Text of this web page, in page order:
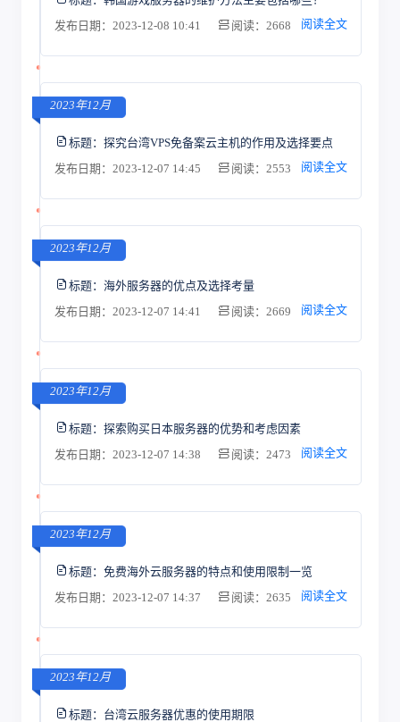
发布日期：2023-12-08 10:41
阅读：2668 阅读全文
2023年12月
标题： 探究台湾VPS免备案云主机的作用及选择要点
发布日期：2023-12-07 14:45
阅读：2553 阅读全文
2023年12月
标题： 海外服务器的优点及选择考量
发布日期：2023-12-07 14:41
阅读：2669 阅读全文
2023年12月
标题： 探索购买日本服务器的优势和考虑因素
发布日期：2023-12-07 14:38
阅读：2473 阅读全文
2023年12月
标题： 免费海外云服务器的特点和使用限制一览
发布日期：2023-12-07 14:37
阅读：2635 阅读全文
2023年12月
标题： 台湾云服务器优惠的使用期限